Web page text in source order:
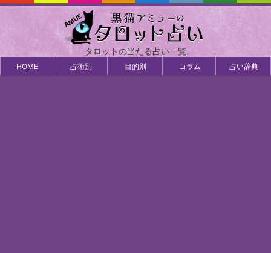
タロットの当たる占い一覧
HOME 占術別 目的別 コラム 占い辞典